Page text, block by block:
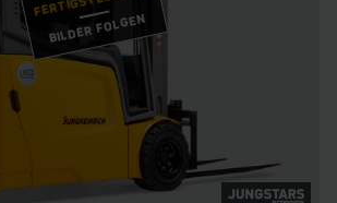
BILDER FOLGEN